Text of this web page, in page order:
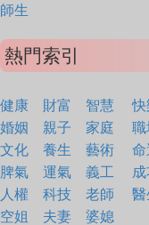
師生
熱門索引
健康 財富 智慧 快
婚姻
親子 家庭 職
文化
養生 藝術 命
脾氣
運氣 義工
人權
科技 老師 醫
空姐
夫妻 婆媳